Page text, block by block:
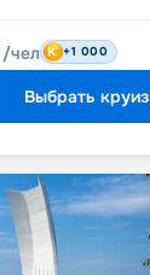
/чел +1 000
Выбрать круиз